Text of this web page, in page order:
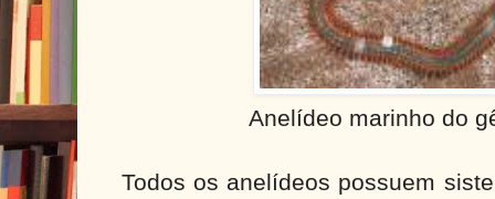
Anelídeo marinho do
Todos os anelídeos possuem